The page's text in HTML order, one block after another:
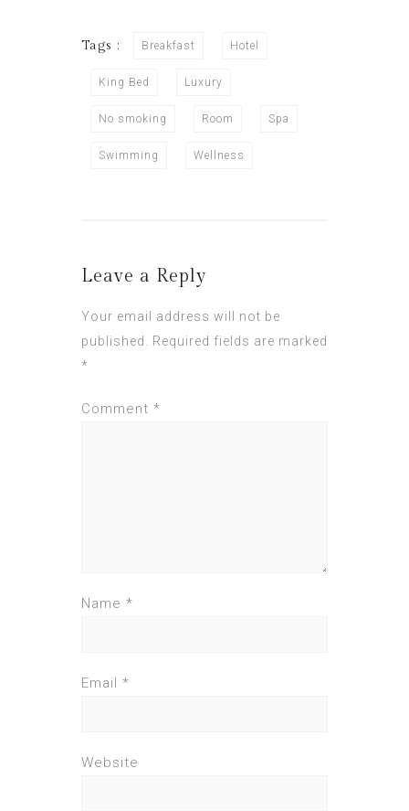
Tags : Breakfast Hotel
King Bed Luxury
No smoking Room Spa
Swimming Wellness
Leave a Reply
Your email address will not be
published.
Required fields are marked
*
Comment *
Name *
Email *
Website